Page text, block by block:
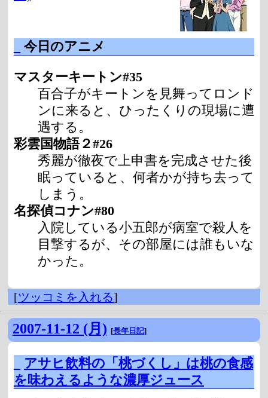
今日のアニメ
マスターキートン#35
百合子がキートンを見舞ってロンド
ンに来ると、ひったくりの現場に遭
遇する。
彩雲国物語２#26
秀麗が徹夜で上申書を完成させた後
眠っていると、何者かが持ち去って
しまう。
名探偵コナン#80
入院している小五郎が病室で殺人を
目撃するが、その部屋には誰もいな
かった。
[ツッコミを入れる]
2007-11-12 (月) [長年日記]
アサヒ飲料の「桃づくし」は桃の食感
を味わえるような濃厚ジュース